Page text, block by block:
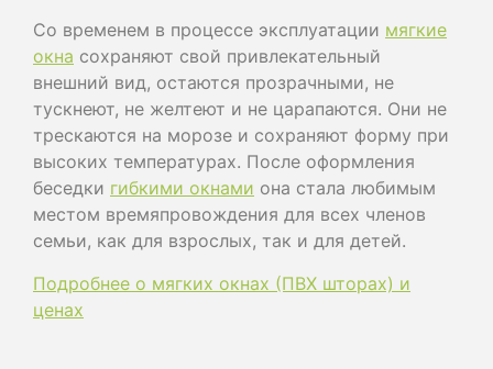
Со временем в процессе эксплуатации мягкие
окна сохраняют свой привлекательный
внешний вид, остаются прозрачными, не
тускнеют, не желтеют и не царапаются. Они не
трескаются на морозе и сохраняют форму при
высоких температурах. После оформления
беседки гибкими окнами она стала любимым
местом времяпровождения для всех членов
семьи, как для взрослых, так и для детей.
Подробнее о мягких окнах (ПВХ шторах) и
ценах